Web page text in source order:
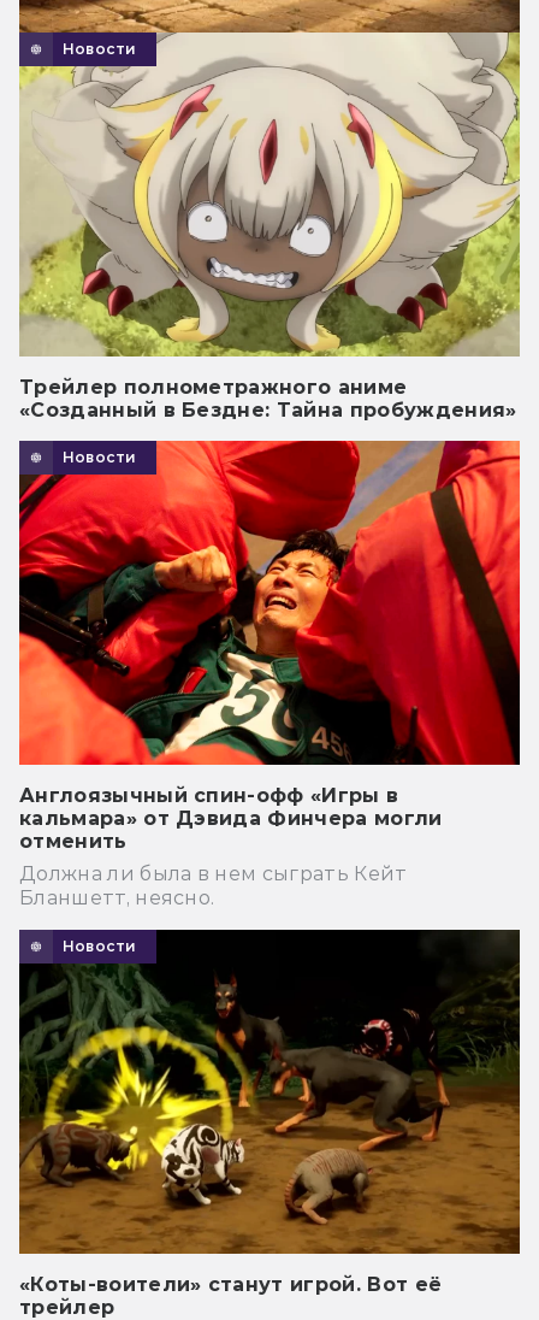
Новости
Трейлер полнометражного аниме
«Созданный в Бездне: Тайна пробуждения»
Новости
Англоязычный спин-офф «Игры в
кальмара» от Дэвида Финчера могли
отменить
Должна ли была в нем сыграть Кейт
Бланшетт, неясно.
Новости
«Коты-воители» станут игрой. Вот её
трейлер